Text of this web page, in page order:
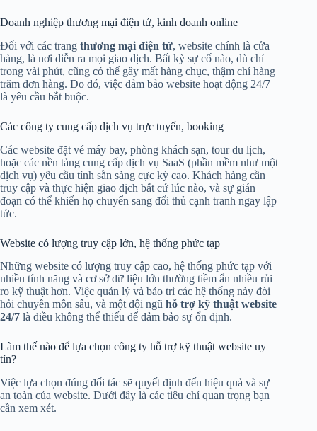
Doanh nghiệp thương mại điện tử, kinh doanh online
Đối với các trang thương mại điện tử, website chính là cửa
hàng, là nơi diễn ra mọi giao dịch. Bất kỳ sự cố nào, dù chỉ
trong vài phút, cũng có thể gây mất hàng chục, thậm chí hàng
trăm đơn hàng. Do đó, việc đảm bảo website hoạt động 24/7
là yêu cầu bắt buộc.
Các công ty cung cấp dịch vụ trực tuyến, booking
Các website đặt vé máy bay, phòng khách sạn, tour du lịch,
hoặc các nền tảng cung cấp dịch vụ SaaS (phần mềm như một
dịch vụ) yêu cầu tính sẵn sàng cực kỳ cao. Khách hàng cần
truy cập và thực hiện giao dịch bất cứ lúc nào, và sự gián
đoạn có thể khiến họ chuyển sang đối thủ cạnh tranh ngay lập
tức.
Website có lượng truy cập lớn, hệ thống phức tạp
Những website có lượng truy cập cao, hệ thống phức tạp với
nhiều tính năng và cơ sở dữ liệu lớn thường tiềm ẩn nhiều rủi
ro kỹ thuật hơn. Việc quản lý và bảo trì các hệ thống này đòi
hỏi chuyên môn sâu, và một đội ngũ hỗ trợ kỹ thuật website
24/7 là điều không thể thiếu để đảm bảo sự ổn định.
Làm thế nào để lựa chọn công ty hỗ trợ kỹ thuật website uy
tín?
Việc lựa chọn đúng đối tác sẽ quyết định đến hiệu quả và sự
an toàn của website. Dưới đây là các tiêu chí quan trọng bạn
cần xem xét.